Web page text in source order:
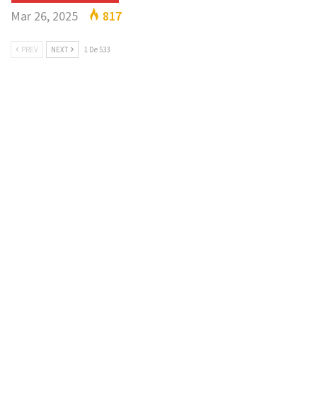
Mar 26, 2025 817
PREV NEXT 1 De 533